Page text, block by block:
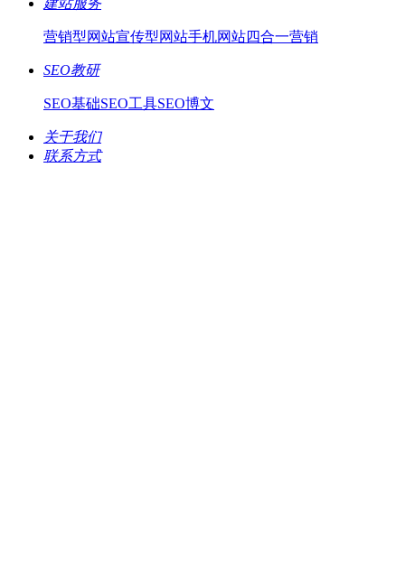
营销型网站宣传型网站手机网站四合一营销
SEO教研
SEO基础SEO工具SEO博文
关于我们
联系方式